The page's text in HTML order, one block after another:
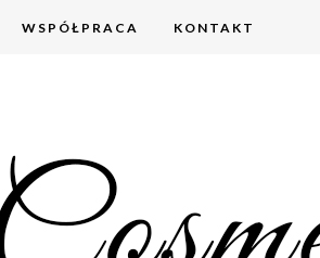
WSPÓŁPRACA KONTAKT